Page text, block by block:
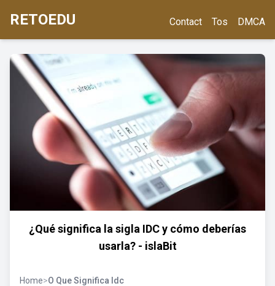
RETOEDU Contact Tos DMCA
¿Qué significa la sigla IDC y cómo deberías
usarla? - islaBit
Home>O Que Significa Idc